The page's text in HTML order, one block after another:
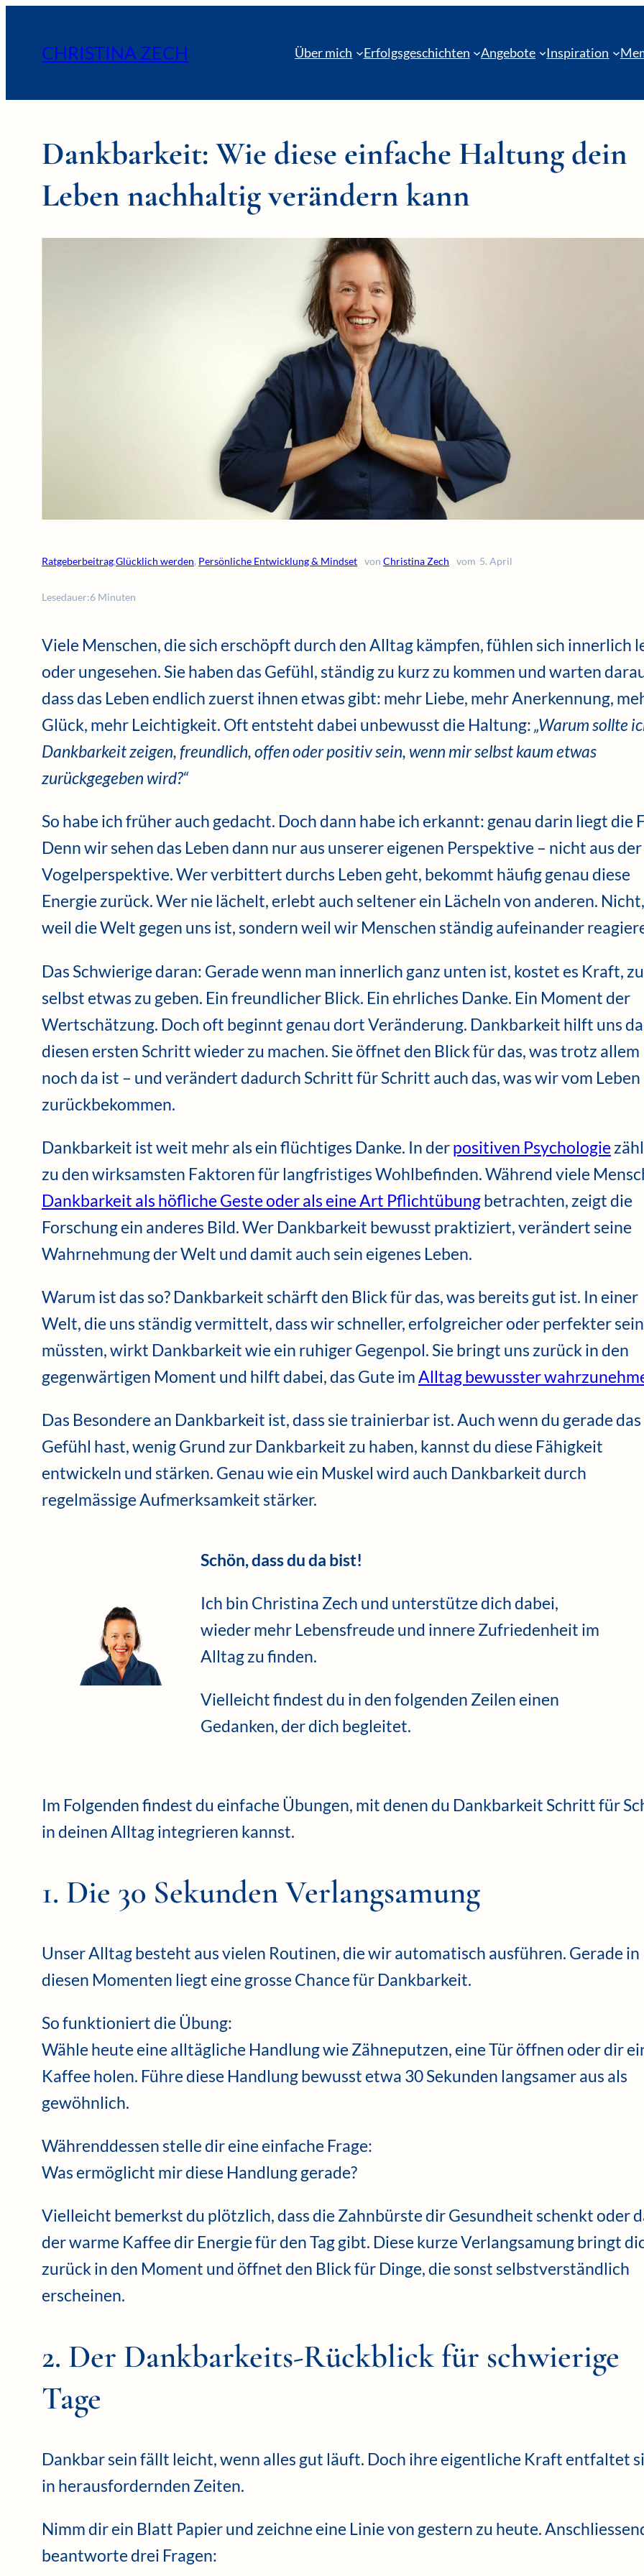
CHRISTINA ZECH Über mich Erfolgsgeschichten Angebote Inspiration
Dankbarkeit: Wie diese einfache Haltung dein
Leben nachhaltig verändern kann
Ratgeberbeitrag,Glücklich werden, Persönliche Entwicklung & Mindset von Christina Zech vom 5. April
Lesedauer:6 Minuten
Viele Menschen, die sich erschöpft durch den Alltag kämpfen, fühlen sich innerlich
oder ungesehen. Sie haben das Gefühl, ständig zu kurz zu kommen und warten
dass das Leben endlich zuerst ihnen etwas gibt: mehr Liebe, mehr Anerkennung,
Glück, mehr Leichtigkeit. Oft entsteht dabei unbewusst die Haltung:„Warum sollte
Dankbarkeit zeigen, freundlich, offen oder positiv sein, wenn mir selbst kaum etwas
zurückgegeben wird?“
So habe ich früher auch gedacht. Doch dann habe ich erkannt: genau darin liegt die
Denn wir sehen das Leben dann nur aus unserer eigenen Perspektive – nicht aus der
Vogelperspektive. Wer verbittert durchs Leben geht, bekommt häufig genau diese
Energie zurück. Wer nie lächelt, erlebt auch seltener ein Lächeln von anderen. Nicht,
weil die Welt gegen uns ist, sondern weil wir Menschen ständig aufeinander
Das Schwierige daran: Gerade wenn man innerlich ganz unten ist, kostet es Kraft,
selbst etwas zu geben. Ein freundlicher Blick. Ein ehrliches Danke. Ein Moment der
Wertschätzung. Doch oft beginnt genau dort Veränderung. Dankbarkeit hilft uns
diesen ersten Schritt wieder zu machen. Sie öffnet den Blick für das, was trotz allem
noch da ist – und verändert dadurch Schritt für Schritt auch das, was wir vom Leben
zurückbekommen.
Dankbarkeit ist weit mehr als ein flüchtiges Danke. In derpositiven Psychologie
zu den wirksamsten Faktoren für langfristiges Wohlbefinden. Während viele
Dankbarkeit als höfliche Geste oder als eine Art Pflichtübungbetrachten, zeigt die
Forschung ein anderes Bild. Wer Dankbarkeit bewusst praktiziert, verändert seine
Wahrnehmung der Welt und damit auch sein eigenes Leben.
Warum ist das so? Dankbarkeit schärft den Blick für das, was bereits gut ist. In einer
Welt, die uns ständig vermittelt, dass wir schneller, erfolgreicher oder perfekter sein
müssten, wirkt Dankbarkeit wie ein ruhiger Gegenpol. Sie bringt uns zurück in den
gegenwärtigen Moment und hilft dabei, das Gute imAlltag bewusster
Das Besondere an Dankbarkeit ist, dass sie trainierbar ist. Auch wenn du gerade das
Gefühl hast, wenig Grund zur Dankbarkeit zu haben, kannst du diese Fähigkeit
entwickeln und stärken. Genau wie ein Muskel wird auch Dankbarkeit durch
regelmässige Aufmerksamkeit stärker.
Schön, dass du da bist!
Ich bin Christina Zech und unterstütze dich dabei,
wieder mehr Lebensfreude und innere Zufriedenheit im
Alltag zu finden.
Vielleicht findest du in den folgenden Zeilen einen
Gedanken, der dich begleitet.
Im Folgenden findest du einfache Übungen, mit denen du Dankbarkeit Schritt für
in deinen Alltag integrieren kannst.
1. Die 30 Sekunden Verlangsamung
Unser Alltag besteht aus vielen Routinen, die wir automatisch ausführen. Gerade in
diesen Momenten liegt eine grosse Chance für Dankbarkeit.
So funktioniert die Übung:
Wähle heute eine alltägliche Handlung wie Zähneputzen, eine Tür öffnen oder dir
Kaffee holen. Führe diese Handlung bewusst etwa 30 Sekunden langsamer aus als
gewöhnlich.
Währenddessen stelle dir eine einfache Frage:
Was ermöglicht mir diese Handlung gerade?
Vielleicht bemerkst du plötzlich, dass die Zahnbürste dir Gesundheit schenkt oder
der warme Kaffee dir Energie für den Tag gibt. Diese kurze Verlangsamung bringt
zurück in den Moment und öffnet den Blick für Dinge, die sonst selbstverständlich
erscheinen.
2. Der Dankbarkeits-Rückblick für schwierige
Tage
Dankbar sein fällt leicht, wenn alles gut läuft. Doch ihre eigentliche Kraft entfaltet
in herausfordernden Zeiten.
Nimm dir ein Blatt Papier und zeichne eine Linie von gestern zu heute.
beantworte drei Fragen: